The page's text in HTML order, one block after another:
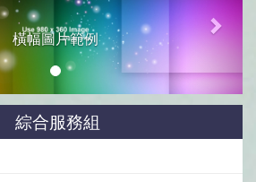
橫幅圖片範例
綜合服務組